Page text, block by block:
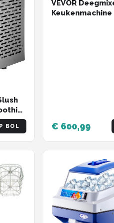
BOL
VEVOR
€ 600,99